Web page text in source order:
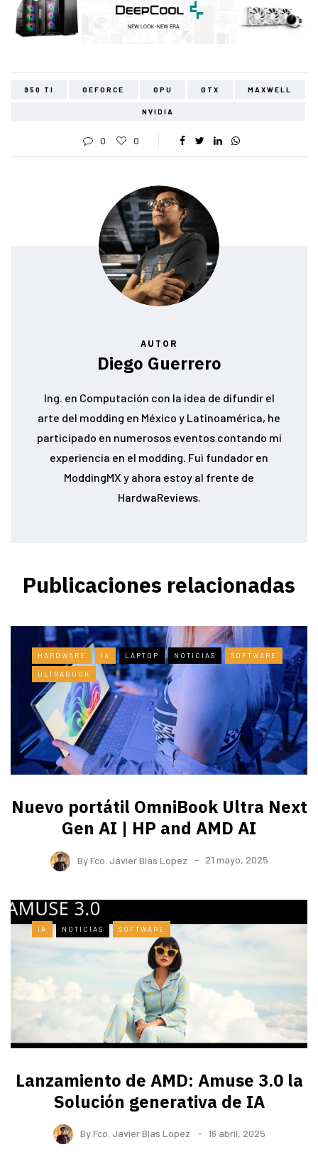
950 TI GEFORCE GPU GTX MAXWELL
NVIDIA
0 0
AUTOR
Diego Guerrero
Ing. en Computación con la idea de difundir el
arte del modding en México y Latinoamérica, he
participado en numerosos eventos contando mi
experiencia en el modding. Fui fundador en
ModdingMX y ahora estoy al frente de
HardwaReviews.
Publicaciones relacionadas
HARDWARE IA LAPTOP NOTICIAS SOFTWARE
ULTRABOOK
Nuevo portátil OmniBook Ultra ​Next
Gen AI | HP and AMD AI
ByFco. Javier Blas Lopez 21 mayo, 2025
IA NOTICIAS SOFTWARE
Lanzamiento de AMD: Amuse 3.0 la
Solución generativa de IA
ByFco. Javier Blas Lopez 16 abril, 2025